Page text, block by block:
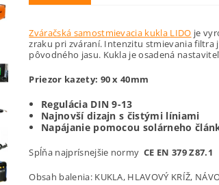
Zváračská samostmievacia kukla LIDO je
zraku pri zváraní. Intenzitu stmievania filtra
pôvodného jasu. Kukla je osadená
Priezor kazety: 90 x 40mm
Regulácia DIN 9-13
Najnovší dizajn s čistými líniami
Napájanie pomocou solárneho
Spĺňa najprísnejšie normy CE EN 379 Z87.1
Obsah balenia: KUKLA, HLAVOVÝ KRÍŽ,